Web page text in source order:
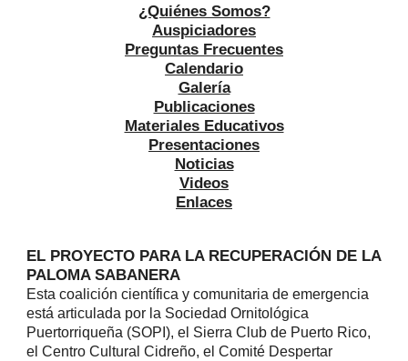
¿Quiénes Somos?
Auspiciadores
Preguntas Frecuentes
Calendario
Galería
Publicaciones
Materiales Educativos
Presentaciones
Noticias
Videos
Enlaces
EL PROYECTO PARA LA RECUPERACIÓN DE LA
PALOMA SABANERA
Esta coalición científica y comunitaria de emergencia
está articulada por la Sociedad Ornitológica
Puertorriqueña (SOPI), el Sierra Club de Puerto Rico,
el Centro Cultural Cidreño,el Comité Despertar